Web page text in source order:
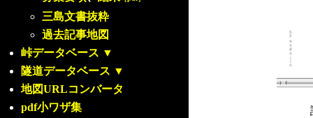
三島文書抜粋
過去記事地図
峠データベース ▼
隧道データベース ▼
地図URLコンバータ
pdf小ワザ集